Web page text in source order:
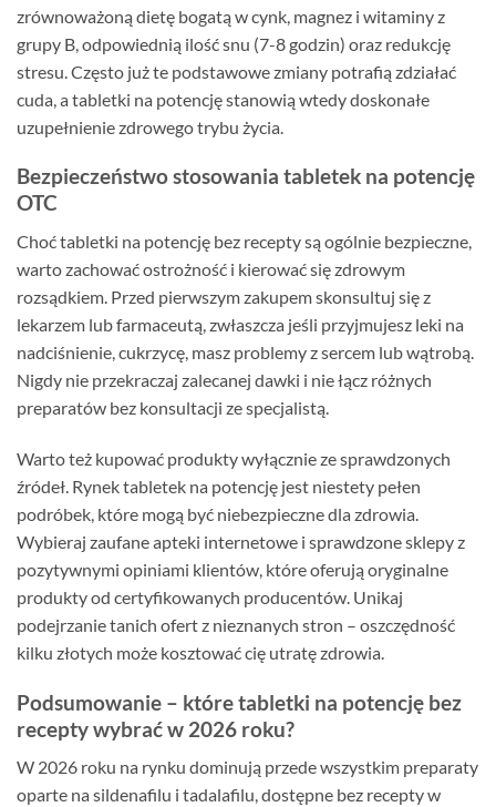
zrównoważoną dietę bogatą w cynk, magnez i witaminy z
grupy B, odpowiednią ilość snu (7-8 godzin) oraz redukcję
stresu. Często już te podstawowe zmiany potrafią zdziałać
cuda, a tabletki na potencję stanowią wtedy doskonałe
uzupełnienie zdrowego trybu życia.
Bezpieczeństwo stosowania tabletek na potencję
OTC
Choć tabletki na potencję bez recepty są ogólnie bezpieczne,
warto zachować ostrożność i kierować się zdrowym
rozsądkiem. Przed pierwszym zakupem skonsultuj się z
lekarzem lub farmaceutą, zwłaszcza jeśli przyjmujesz leki na
nadciśnienie, cukrzycę, masz problemy z sercem lub wątrobą.
Nigdy nie przekraczaj zalecanej dawki i nie łącz różnych
preparatów bez konsultacji ze specjalistą.
Warto też kupować produkty wyłącznie ze sprawdzonych
źródeł. Rynek tabletek na potencję jest niestety pełen
podróbek, które mogą być niebezpieczne dla zdrowia.
Wybieraj zaufane apteki internetowe i sprawdzone sklepy z
pozytywnymi opiniami klientów, które oferują oryginalne
produkty od certyfikowanych producentów. Unikaj
podejrzanie tanich ofert z nieznanych stron – oszczędność
kilku złotych może kosztować cię utratę zdrowia.
Podsumowanie – które tabletki na potencję bez
recepty wybrać w 2026 roku?
W 2026 roku na rynku dominują przede wszystkim preparaty
oparte na sildenafilu i tadalafilu, dostępne bez recepty w